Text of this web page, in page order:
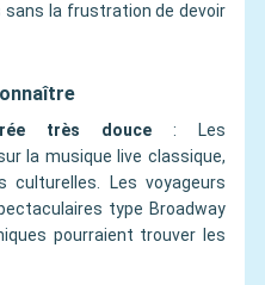
la frustration de devoir
très douce :
Les
la musique live classique,
culturelles. Les voyageurs
type Broadway
pourraient trouver les